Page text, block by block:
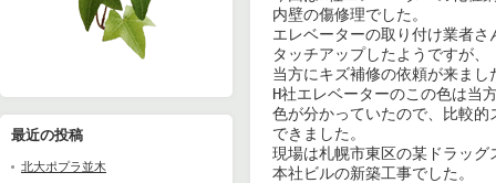
最近の投稿
北大ポプラ並木
内壁の傷修理でした。
エレベーターの取り付け業者さ
タッチアップしたようですが、
当方にキズ補修の依頼が来まし
H社エレベーターのこの色は当
色が分かっていたので、比較的
できました。
現場は札幌市東区の某ドラッグ
本社ビルの新築工事でした。